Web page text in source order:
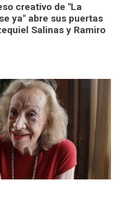
creativo de "La
ya" abre sus puertas
Salinas y Ramiro